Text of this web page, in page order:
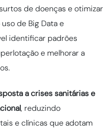
de doenças e otimizar
de Big Data e
identificar padrões
e melhorar a
a crises sanitárias e
, reduzindo
e clínicas que adotam